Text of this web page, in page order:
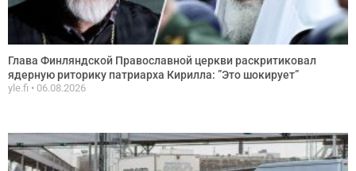
Глава Финляндской Православной церкви раскритиковал
ядерную риторику патриарха Кирилла: ”Это шокирует”
yle.fi 06.08.2026